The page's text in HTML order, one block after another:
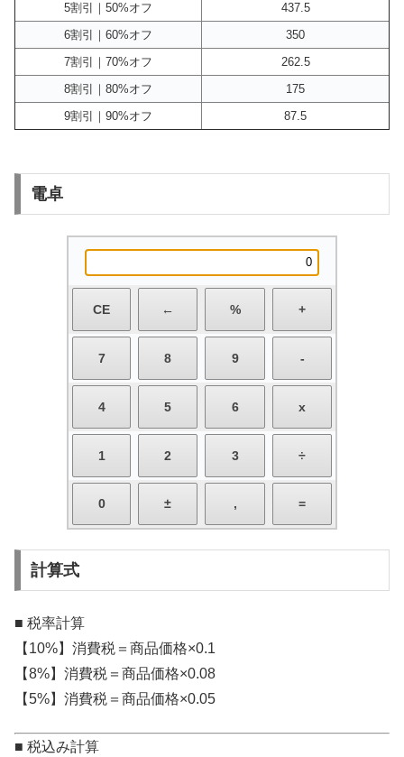
5割引｜50%オフ
437.5
6割引｜60%オフ
350
7割引｜70%オフ
262.5
8割引｜80%オフ
175
9割引｜90%オフ
87.5
電卓
計算式
■ 税率計算
【10%】消費税＝商品価格×0.1
【8%】消費税＝商品価格×0.08
【5%】消費税＝商品価格×0.05
■ 税込み計算